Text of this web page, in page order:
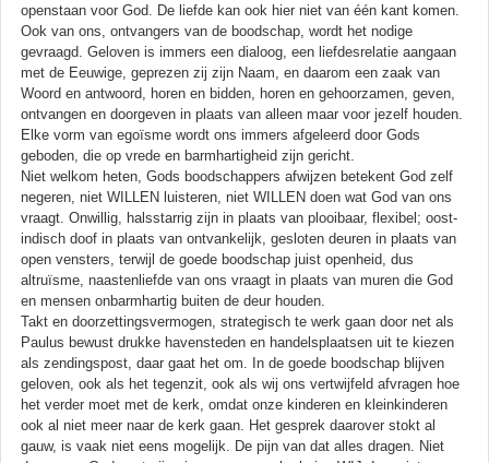
openstaan voor God. De liefde kan ook hier niet van één kant komen.
Ook van ons, ontvangers van de boodschap, wordt het nodige
gevraagd. Geloven is immers een dialoog, een liefdesrelatie aangaan
met de Eeuwige, geprezen zij zijn Naam, en daarom een zaak van
Woord en antwoord, horen en bidden, horen en gehoorzamen, geven,
ontvangen en doorgeven in plaats van alleen maar voor jezelf houden.
Elke vorm van egoïsme wordt ons immers afgeleerd door Gods
geboden, die op vrede en barmhartigheid zijn gericht.
Niet welkom heten, Gods boodschappers afwijzen betekent God zelf
negeren, niet WILLEN luisteren, niet WILLEN doen wat God van ons
vraagt. Onwillig, halsstarrig zijn in plaats van plooibaar, flexibel; oost-
indisch doof in plaats van ontvankelijk, gesloten deuren in plaats van
open vensters, terwijl de goede boodschap juist openheid, dus
altruïsme, naastenliefde van ons vraagt in plaats van muren die God
en mensen onbarmhartig buiten de deur houden.
Takt en doorzettingsvermogen, strategisch te werk gaan door net als
Paulus bewust drukke havensteden en handelsplaatsen uit te kiezen
als zendingspost, daar gaat het om. In de goede boodschap blijven
geloven, ook als het tegenzit, ook als wij ons vertwijfeld afvragen hoe
het verder moet met de kerk, omdat onze kinderen en kleinkinderen
ook al niet meer naar de kerk gaan. Het gesprek daarover stokt al
gauw, is vaak niet eens mogelijk. De pijn van dat alles dragen. Niet